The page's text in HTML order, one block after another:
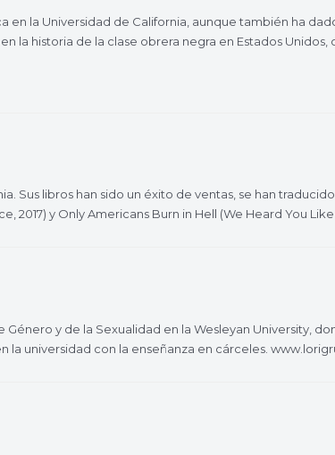
en la Universidad de California, aunque también ha
la historia de la clase obrera negra en Estados
Sus libros han sido un éxito de ventas, se han
2017) y Only Americans Burn in Hell (We Heard You Like
Género y de la Sexualidad en la Wesleyan University,
universidad con la enseñanza en cárceles.